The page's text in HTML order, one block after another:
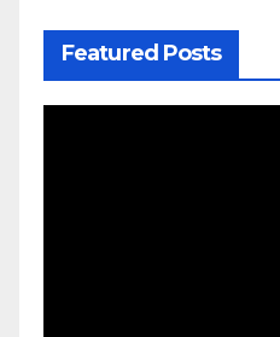
Featured Posts